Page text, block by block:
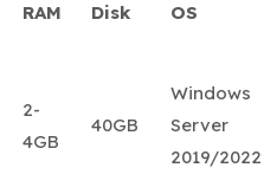
RAM Disk OS
2-
4GB
40GB
Windows
Server
2019/2022